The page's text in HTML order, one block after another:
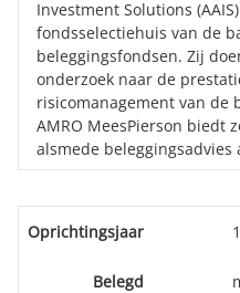
Investment Solutions
fondsselectiehuis van de
beleggingsfondsen. Zij
onderzoek naar de
risicomanagement van de
AMRO MeesPierson biedt
alsmede beleggingsadvies
Oprichtingsjaar
Belegd